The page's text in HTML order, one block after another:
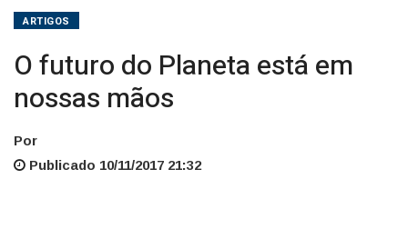
ARTIGOS
O futuro do Planeta está em
nossas mãos
Por
Publicado 10/11/2017 21:32